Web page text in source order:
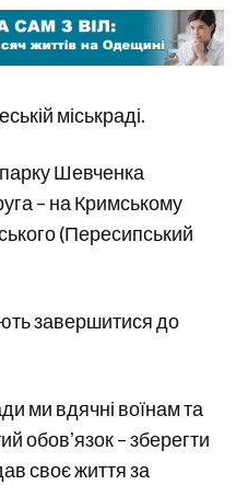
міськраді.
парку Шевченка
– на Кримському
(Пересипський
завершитися до
ми вдячні воїнам та
обовʼязок – зберегти
своє життя за